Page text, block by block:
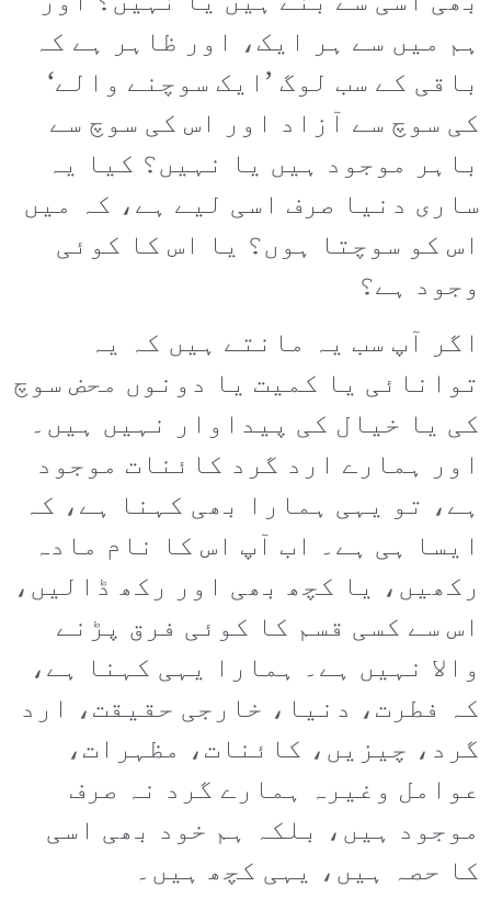
ہم میں سے ہر ایک، اور ظاہر ہے کہ
باقی کے سب لوگ ’ایک سوچنے والے‘
کی سوچ سے آزاد اور اس کی سوچ سے
باہر موجود ہیں یا نہیں؟ کیا یہ
ساری دنیا صرف اسی لیے ہے، کہ میں
اس کو سوچتا ہوں؟ یا اس کا کوئی
وجود ہے؟
اگر آپ سب یہ مانتے ہیں کہ یہ
توانائی یا کمیت یا دونوں محض سوچ
کی یا خیال کی پیداوار نہیں ہیں۔
اور ہمارے ارد گرد کائنات موجود
ہے، تو یہی ہمارا بھی کہنا ہے، کہ
ایسا ہی ہے۔ اب آپ اس کا نام مادہ
رکھیں، یا کچھ بھی اور رکھ ڈالیں،
اس سے کسی قسم کا کوئی فرق پڑنے
والا نہیں ہے۔ ہمارا یہی کہنا ہے،
کہ فطرت، دنیا، خارجی حقیقت، ارد
گرد، چیزیں، کائنات، مظہرات،
عوامل وغیرہ ہمارے گرد نہ صرف
موجود ہیں، بلکہ ہم خود بھی اسی
کا حصہ ہیں، یہی کچھ ہیں۔